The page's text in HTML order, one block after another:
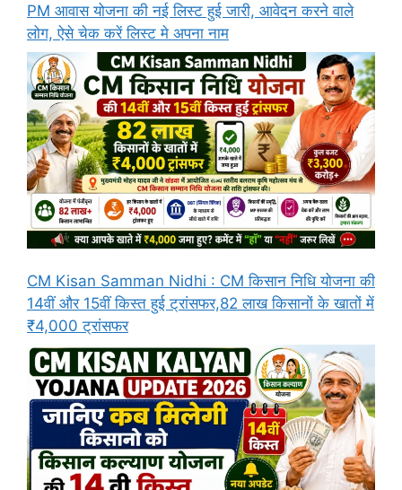
PM आवास योजना की नई लिस्ट हुई जारी, आवेदन करने वाले
लोग, ऐसे चेक करें लिस्ट मे अपना नाम
CM Kisan Samman Nidhi : CM किसान निधि योजना की
14वीं और 15वीं किस्त हुई ट्रांसफर,82 लाख किसानों के खातों में
₹4,000 ट्रांसफर